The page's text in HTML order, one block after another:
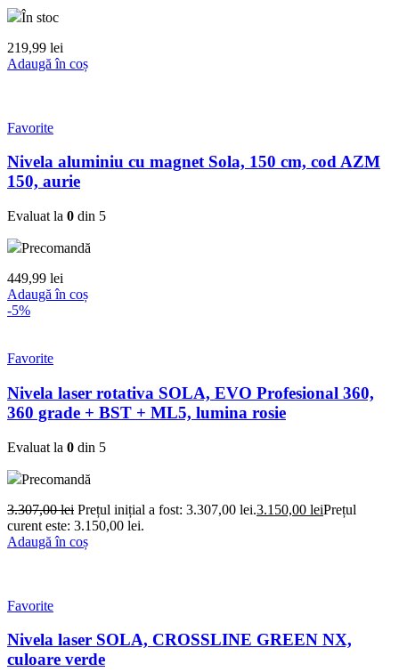
În stoc
219,99 lei
Adaugă în coș
Favorite
Nivela aluminiu cu magnet Sola, 150 cm, cod AZM
150, aurie
Evaluat la 0 din 5
Precomandă
449,99 lei
Adaugă în coș
-5%
Favorite
Nivela laser rotativa SOLA, EVO Profesional 360,
360 grade + BST + ML5, lumina rosie
Evaluat la 0 din 5
Precomandă
3.307,00lei Prețul inițial a fost: 3.307,00 lei.3.150,00 leiPrețul
curent este: 3.150,00 lei.
Adaugă în coș
Favorite
Nivela laser SOLA, CROSSLINE GREEN NX,
culoare verde